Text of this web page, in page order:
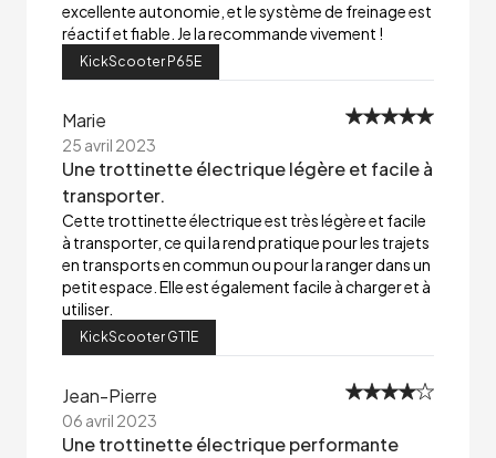
excellente autonomie, et le système de freinage est
réactif et fiable. Je la recommande vivement !
KickScooter P65E
Marie
25 avril 2023
Une trottinette électrique légère et facile à
transporter.
Cette trottinette électrique est très légère et facile
à transporter, ce qui la rend pratique pour les trajets
en transports en commun ou pour la ranger dans un
petit espace. Elle est également facile à charger et à
utiliser.
KickScooter GT1E
Jean-Pierre
06 avril 2023
Une trottinette électrique performante